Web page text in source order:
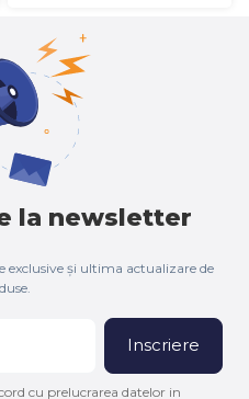
la newsletter
și ultima actualizare de
Inscriere
cu prelucrarea datelor in